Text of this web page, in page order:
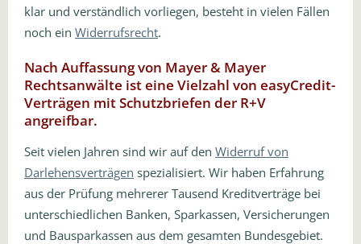
klar und verständlich vorliegen, besteht in vielen Fällen
noch ein Widerrufsrecht.
Nach Auffassung von Mayer & Mayer
Rechtsanwälte ist eine Vielzahl von easyCredit-
Verträgen mit Schutzbriefen der R+V
angreifbar.
Seit vielen Jahren sind wir auf den Widerruf von
Darlehensverträgen spezialisiert. Wir haben Erfahrung
aus der Prüfung mehrerer Tausend Kreditverträge bei
unterschiedlichen Banken, Sparkassen, Versicherungen
und Bausparkassen aus dem gesamten Bundesgebiet.